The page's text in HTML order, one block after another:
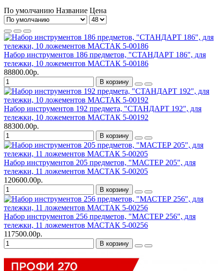
По умолчанию Название Цена
Набор инструментов 186 предметов, "СТАНДАРТ 186", для
тележки, 10 ложементов МАСТАК 5-00186
88800.00р.
В корзину
Набор инструментов 192 предмета, "СТАНДАРТ 192", для
тележки, 10 ложементов МАСТАК 5-00192
88300.00р.
В корзину
Набор инструментов 205 предметов, "МАСТЕР 205", для
тележки, 11 ложементов МАСТАК 5-00205
120600.00р.
В корзину
Набор инструментов 256 предметов, "МАСТЕР 256", для
тележки, 11 ложементов МАСТАК 5-00256
117500.00р.
В корзину